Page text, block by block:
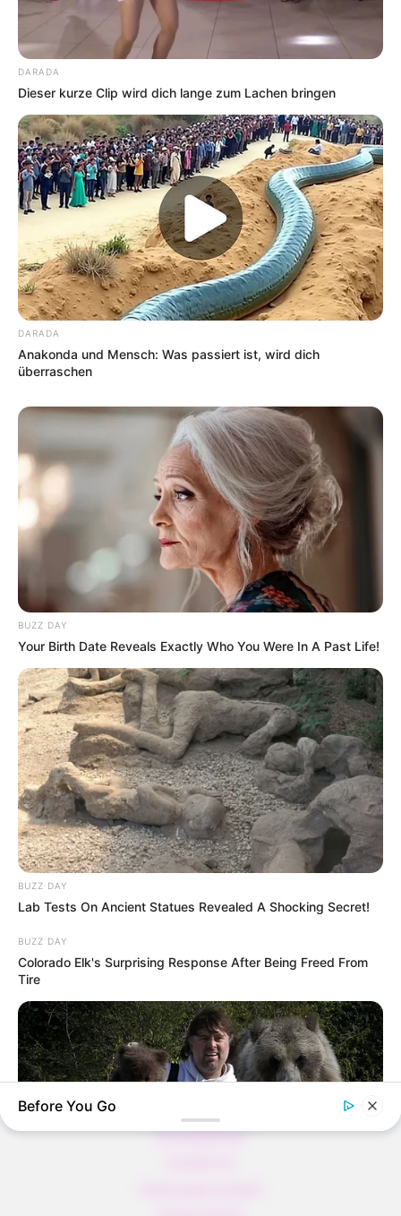
All
Schlemmertopf mit Hackfleisch
FRIKADELLEN mit Suchtpotenzial
Search
All
Rezepte
Thunfischsalat mit Ei & Joghurt – leicht, cremig
und voller Protein!
Verführerisch lecker: Quark-Vanille-
Pfannkuchen ohne Mehl in nur 5 Minuten!
DEI BESTEN HAUSGEMACHTEN EISBEIN
VARIATIONEN
DIE BESTEN SALAT DRESSINGS
die besten hausgemachten BBQ sauce
variationen
All Categories
DARADA
Dieser kurze Clip wird dich lange zum Lachen bringen
DARADA
Anakonda und Mensch: Was passiert ist, wird dich
überraschen
BUZZ DAY
Your Birth Date Reveals Exactly Who You Were In A Past Life!
BUZZ DAY
Lab Tests On Ancient Statues Revealed A Shocking Secret!
BUZZ DAY
Colorado Elk's Surprising Response After Being Freed From
Tire
Before You Go